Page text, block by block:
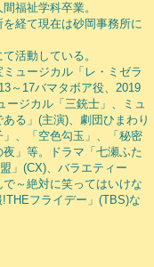
福祉学科卒業。
経て現在は砂岡事務所に
活動している。
ュージカル「レ・ミゼラ
～17バマタボア役、2019
ージカル「三銃士」、ミュ
る」(主演)、劇団ひまわり
」、「空色勾玉」、「秘密
」等。ドラマ「七瀬ふた
」(CX)、バラエティー
で～絶対に笑ってはいけな
フライデー」(TBS)な